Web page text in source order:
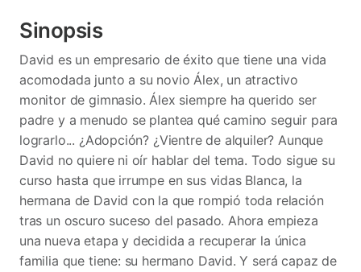
Sinopsis
David es un empresario de éxito que tiene una vida
acomodada junto a su novio Álex, un atractivo
monitor de gimnasio. Álex siempre ha querido ser
padre y a menudo se plantea qué camino seguir para
lograrlo... ¿Adopción? ¿Vientre de alquiler? Aunque
David no quiere ni oír hablar del tema. Todo sigue su
curso hasta que irrumpe en sus vidas Blanca, la
hermana de David con la que rompió toda relación
tras un oscuro suceso del pasado. Ahora empieza
una nueva etapa y decidida a recuperar la única
familia que tiene: su hermano David. Y será capaz de